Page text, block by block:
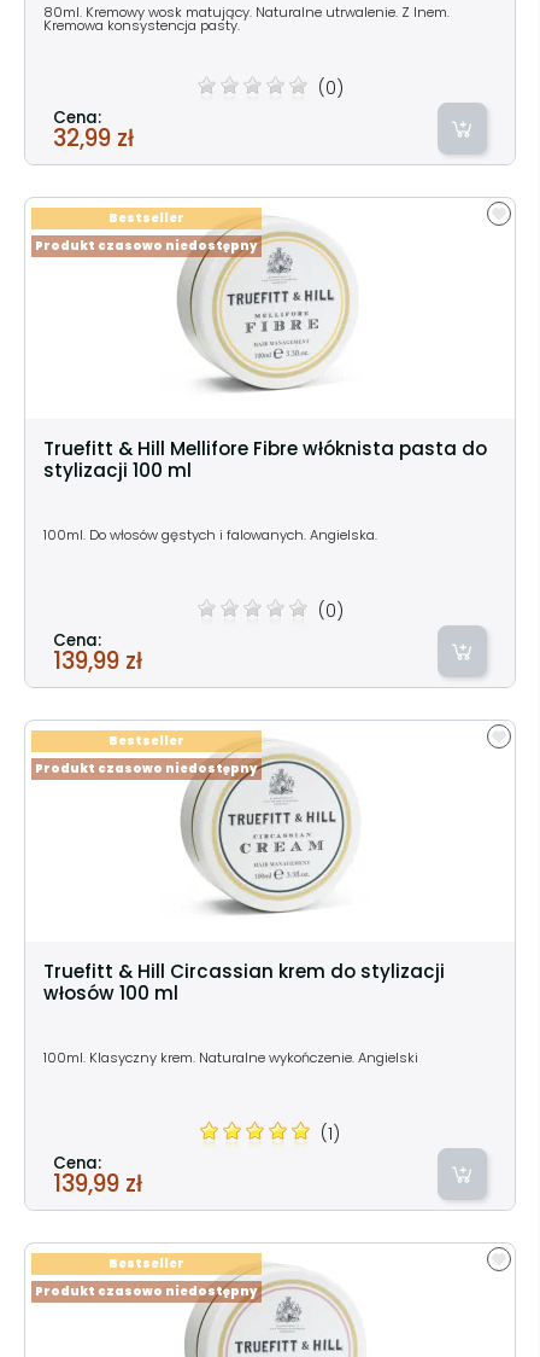
80ml. Kremowy wosk matujący. Naturalne utrwalenie. Z lnem.
Kremowa konsystencja pasty.
(0)
Cena:
32,99 zł
Truefitt & Hill Mellifore Fibre włóknista pasta do
stylizacji 100 ml
100ml. Do włosów gęstych i falowanych. Angielska.
(0)
Cena:
139,99 zł
Produkt czasowo niedostępny
Bestseller
Truefitt & Hill Circassian krem do stylizacji
włosów 100 ml
100ml. Klasyczny krem. Naturalne wykończenie. Angielski
(1)
Cena:
139,99 zł
Produkt czasowo niedostępny
Bestseller
Produkt czasowo niedostępny
Bestseller